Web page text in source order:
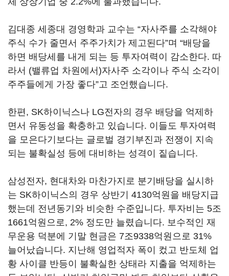
김대종 세종대 경영학과 교수는 “자사주를 소각해야
주식 수가 줄면서 주주가치가 제고된다”며 “배당을
하면 배당세를 내게 되는 등 투자여력이 감소한다. 따
라서 (밸류업 차원에서)자사주 소각이나 주식 소각이
주주들에게 가장 좋다”고 조언했습니다.
한편, SK하이닉스나 LG전자의 경우 배당을 억제하
면서 유동성을 확충하고 있습니다. 이들도 투자여력
을 모은다기보다는 글로벌 경기부진과 전쟁이 지속
되는 불확실성 등에 대비하는 성격이 짙습니다.
삼성전자, 현대차와 마찬가지로 분기배당을 실시하
는 SK하이닉스의 경우 상반기 4130억원을 배당지급
했는데 전년동기와 비슷한 수준입니다. 투자비는 5조
1661억원으로, 2% 정도만 늘렸습니다. 보수적인 재
무운용 덕분에 기말 현금은 7조9338억원으로 31%
늘어났습니다. 지난해 영업적자 폭이 컸고 반도체 업
황 사이클 반등이 불확실한 상태라 지출을 억제하는